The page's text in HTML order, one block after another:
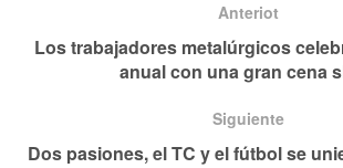
Anteriot
Los trabajadores metalúrgicos
anual con una gran cena
Siguiente
Dos pasiones, el TC y el fútbol se